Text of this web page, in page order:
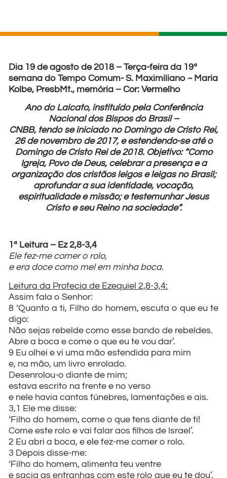
Dia 19 de agosto de 2018 – Terça-feira da 19ª
semana do Tempo Comum- S. Maximiliano ~ Maria
Kolbe, PresbMt., memória – Cor: Vermelho
Ano do Laicato, instituído pela Conferência
Nacional dos Bispos do Brasil –
CNBB, tendo se iniciado no Domingo de Cristo Rei,
26 de novembro de 2017, e estendendo-se até o
Domingo de Cristo Rei de 2018. Objetivo: “Como
Igreja, Povo de Deus, celebrar a presença e a
organização dos cristãos leigos e leigas no Brasil;
aprofundar a sua identidade, vocação,
espiritualidade e missão; e testemunhar Jesus
Cristo e seu Reino na sociedade”.
1ª Leitura – Ez 2,8-3,4
Ele fez-me comer o rolo,
e era doce como mel em minha boca.
Leitura da Profecia de Ezequiel 2,8-3,4:
Assim fala o Senhor:
8 ‘Quanto a ti, Filho do homem, escuta o que eu te
digo:
Não sejas rebelde como esse bando de rebeldes.
Abre a boca e come o que eu te vou dar’.
9 Eu olhei e vi uma mão estendida para mim
e, na mão, um livro enrolado.
Desenrolou-o diante de mim;
estava escrito na frente e no verso
e nele havia cantos fúnebres, lamentações e ais.
3,1 Ele me disse:
‘Filho do homem, come o que tens diante de ti!
Come este rolo e vai falar aos filhos de Israel’.
2 Eu abri a boca, e ele fez-me comer o rolo.
3 Depois disse-me:
‘Filho do homem, alimenta teu ventre
e sacia as entranhas com este rolo que eu te dou’.